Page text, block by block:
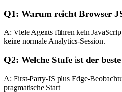
Q1: Warum reicht Browser-
A: Viele Agents führen kein
keine normale Analytics-Session.
Q2: Welche Stufe ist der
A: First-Party-JS plus Edge-
pragmatische Start.